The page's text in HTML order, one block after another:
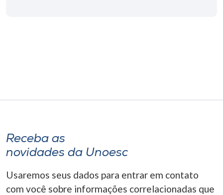
o idioma
A-
Receba as
novidades da Unoesc
Usaremos seus dados para entrar em contato
com você sobre informações correlacionadas que